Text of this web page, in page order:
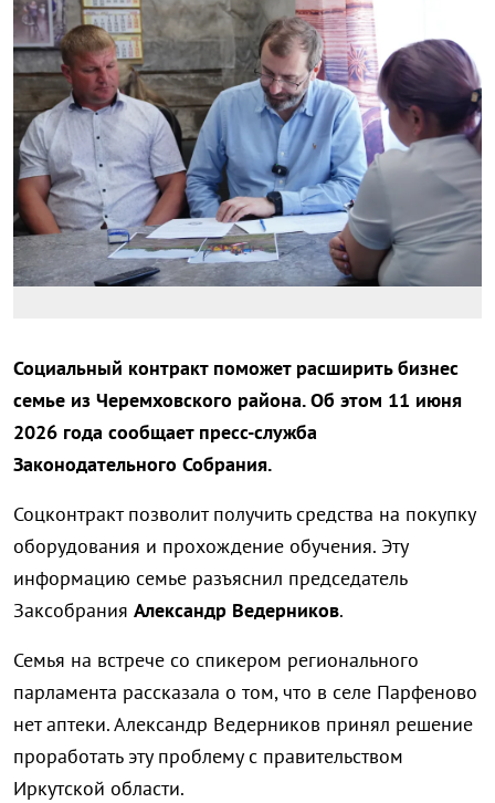
Социальный контракт поможет расширить бизнес
семье из Черемховского района. Об этом 11 июня
2026 года сообщает пресс-служба
Законодательного Собрания.
Соцконтракт позволит получить средства на покупку
оборудования и прохождение обучения. Эту
информацию семье разъяснил председатель
Заксобрания Александр Ведерников.
Семья на встрече со спикером регионального
парламента рассказала о том, что в селе Парфеново
нет аптеки. Александр Ведерников принял решение
проработать эту проблему с правительством
Иркутской области.